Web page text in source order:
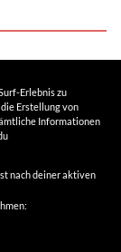
Erlebnis zu
Erstellung von
Informationen
nach deiner aktiven